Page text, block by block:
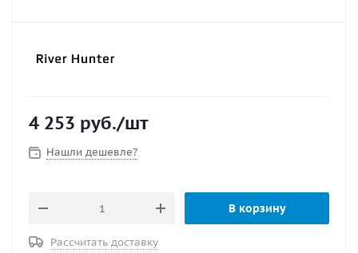
4 253 руб./шт
Нашли дешевле?
В корзину
Рассчитать доставку